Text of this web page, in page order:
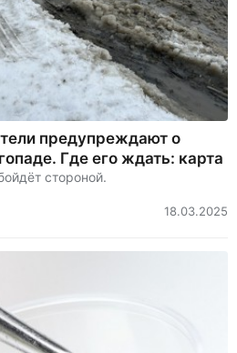
предупреждают о
Где его ждать: карта
стороной.
18.03.2025